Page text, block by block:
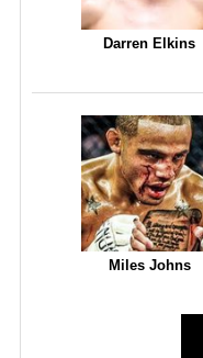
Darren Elkins
Miles Johns